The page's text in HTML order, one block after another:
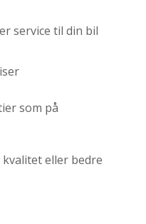
service til din bil
som på
eller bedre